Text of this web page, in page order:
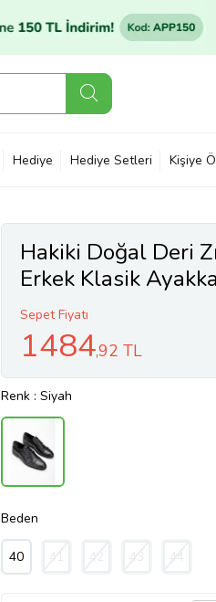
Hediye Hediye Setleri Kişiye
Hakiki Doğal Deri
Erkek Klasik
Sepet Fiyatı
1484,92 TL
Renk : Siyah
Beden
40 41 42 43 44